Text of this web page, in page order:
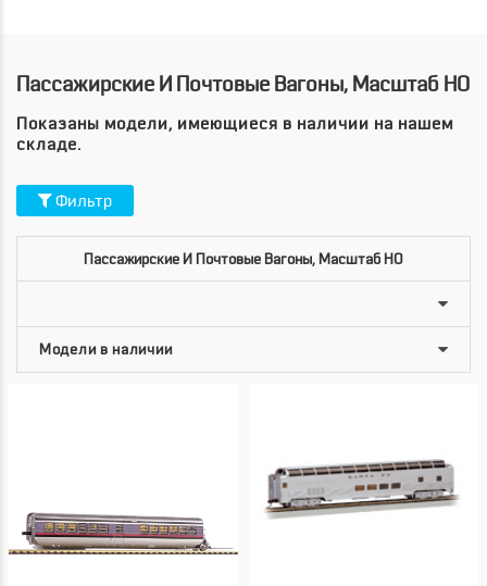
Пассажирские И Почтовые Вагоны, Масштаб HO
Показаны модели, имеющиеся в наличии на нашем
складе.
Фильтр
Пассажирские И Почтовые Вагоны, Масштаб HO